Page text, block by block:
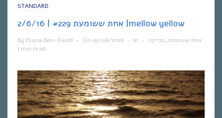
STANDARD
אחת ששומעת #229 | 2/6/16 |mellow yellow
By Eliana Ben-David • On 02/06/2016 • In אחת ששומעת, מוזיקה
•
1 min read